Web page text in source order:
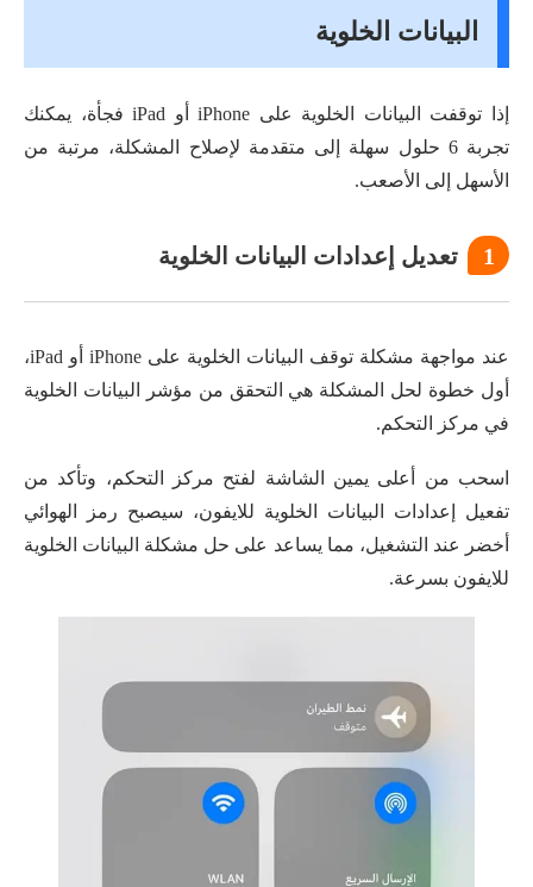
البيانات الخلوية
إذا توقفت البيانات الخلوية على iPhone أو iPad فجأة، يمكنك
تجربة 6 حلول سهلة إلى متقدمة لإصلاح المشكلة، مرتبة من
الأسهل إلى الأصعب.
1 تعديل إعدادات البيانات الخلوية
عند مواجهة مشكلة توقف البيانات الخلوية على iPhone أو iPad،
أول خطوة لحل المشكلة هي التحقق من مؤشر البيانات الخلوية
في مركز التحكم.
اسحب من أعلى يمين الشاشة لفتح مركز التحكم، وتأكد من
تفعيل إعدادات البيانات الخلوية للايفون، سيصبح رمز الهوائي
أخضر عند التشغيل، مما يساعد على حل مشكلة البيانات الخلوية
للايفون بسرعة.